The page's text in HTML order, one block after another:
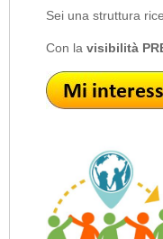
Sei una struttura
Con la visibilità